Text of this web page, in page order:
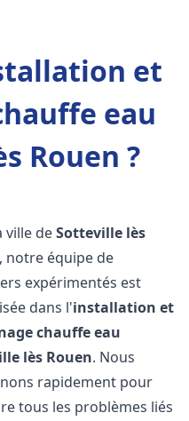
et
eau
Rouen ?
ville deSotteville lès
, notre équipe de
expérimentés est
dans l'installation et
chauffe eau
lès Rouen. Nous
rapidement pour
tous les problèmes liés